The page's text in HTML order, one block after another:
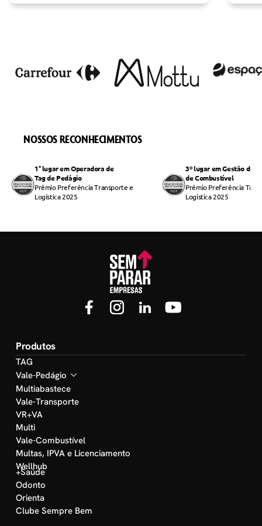
NOSSOS RECONHECIMENTOS
1° lugar em Operadora de
Tag de Pedágio
Prêmio Preferência Transporte e
Logística 2025
3º lugar em Gestão de
de Combustível
Prêmio Preferência
Logística 2025
Produtos
TAG
Vale-Pedágio
Multiabastece
Vale-Transporte
VR+VA
Multi
Vale-Combustível
Multas, IPVA e Licenciamento
Wellhub
+Saúde
Odonto
Orienta
Clube Sempre Bem